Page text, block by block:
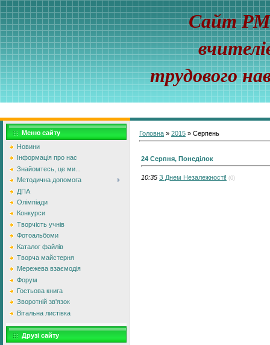
Сайт
трудового
Меню сайту
Новини
Інформація про нас
Знайомтесь, це ми...
Методична допомога
ДПА
Олімпіади
Конкурси
Творчість учнів
Фотоальбоми
Каталог файлів
Творча майстерня
Мережева взаємодія
Форум
Гостьова книга
Зворотній зв'язок
Вітальна листівка
Друзі сайту
Головна » 2015 » Серпень
24 Серпня, Понеділок
10:35 З Днем Незалежності! (0)